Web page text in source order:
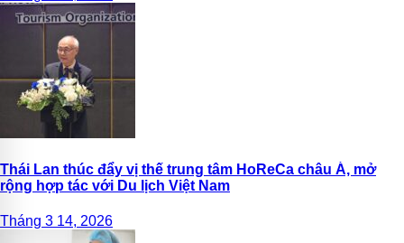
Thái Lan thúc đẩy vị thế trung tâm HoReCa châu Á, mở
rộng hợp tác với Du lịch Việt Nam
Tháng 3 14, 2026